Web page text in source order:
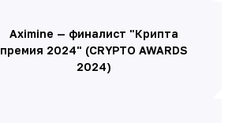
Aximine — финалист "Крипта
премия 2024" (CRYPTO AWARDS
2024)